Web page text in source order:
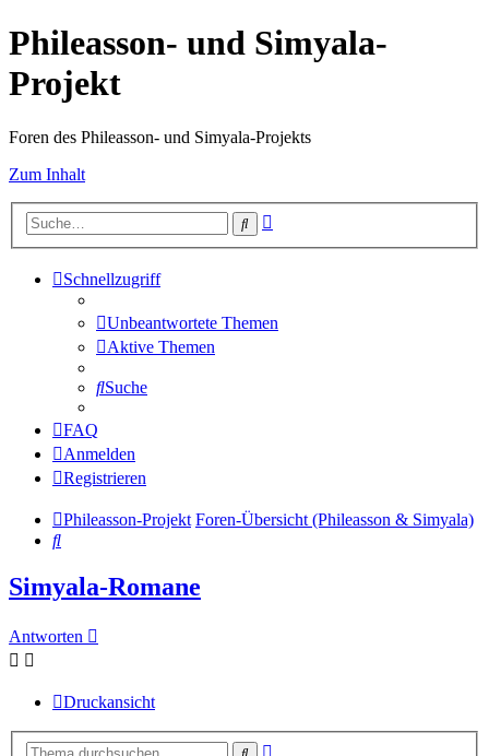
Phileasson- und Simyala-
Projekt
Foren des Phileasson- und Simyala-Projekts
Zum Inhalt
Suche
Schnellzugriff
Unbeantwortete Themen
Aktive Themen
Suche
FAQ
Anmelden
Registrieren
Phileasson-Projekt Foren-Übersicht (Phileasson & Simyala)
Suche
Simyala-Romane
Antworten
Druckansicht
Suche